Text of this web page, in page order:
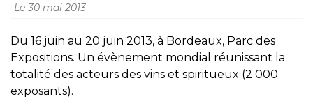
Le 30 mai 2013
Du 16 juin au 20 juin 2013, à Bordeaux, Parc des
Expositions. Un évènement mondial réunissant la
totalité des acteurs des vins et spiritueux (2 000
exposants).